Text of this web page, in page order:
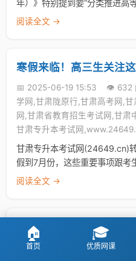
年）》特别提到要“分类推进高
阅读全文 →
寒假来临！高三生关注
📅 2025-06-19 15:53 👁️ 632
学网,甘肃陇原行,甘肃高考网,
网,甘肃省教育招生考试网,甘肃
甘肃专升本考试网
甘肃专升本考试网(24649.cn)
假到7月份，这些重要事项跟考
阅读全文 →
高考大类招生是什么？
📅 2025-06-19 15:53 👁️ 694
🏠
首页
🎓
优质网课